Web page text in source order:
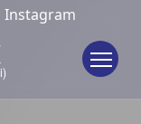
Instagram